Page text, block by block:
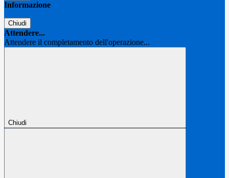
Informazione
Chiudi
Attendere...
Attendere il completamento dell'operazione...
Chiudi